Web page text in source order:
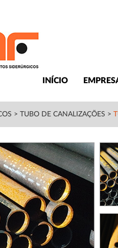
INÍCIO
> TUBO DE CANALIZAÇÕES >